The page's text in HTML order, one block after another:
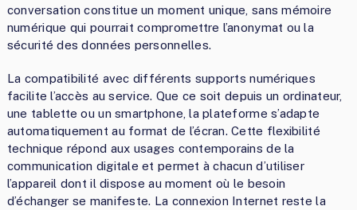
conversation constitue un moment unique, sans mémoire
numérique qui pourrait compromettre l’anonymat ou la
sécurité des données personnelles.
La compatibilité avec différents supports numériques
facilite l’accès au service. Que ce soit depuis un ordinateur,
une tablette ou un smartphone, la plateforme s’adapte
automatiquement au format de l’écran. Cette flexibilité
technique répond aux usages contemporains de la
communication digitale et permet à chacun d’utiliser
l’appareil dont il dispose au moment où le besoin
d’échanger se manifeste. La connexion Internet reste la